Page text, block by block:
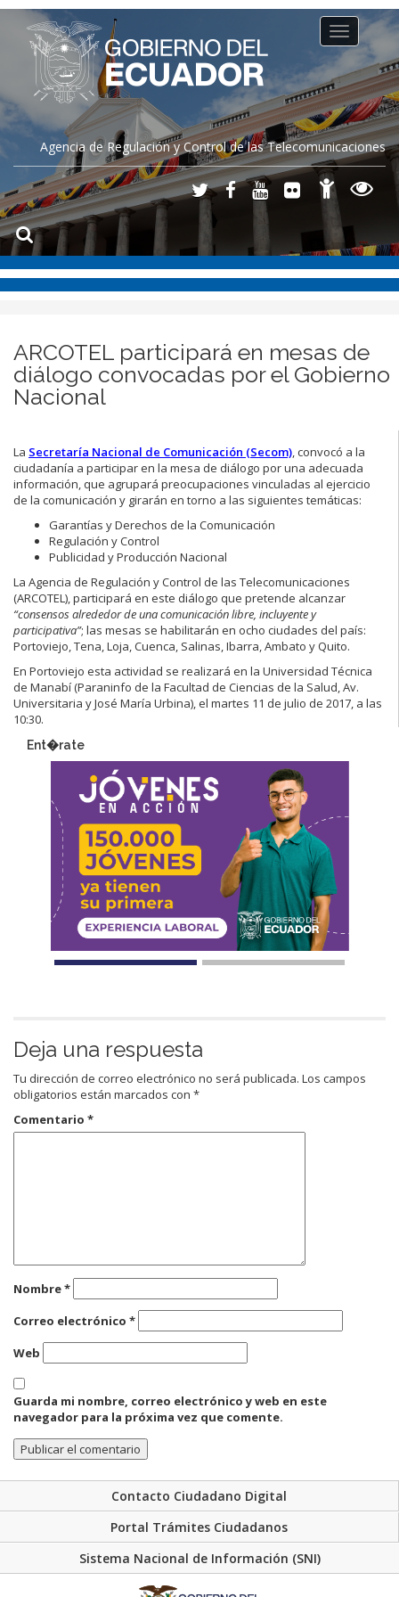
Agencia de Regulación y Control de las Telecomunicaciones
Toggle
navigation
ARCOTEL participará en mesas de
diálogo convocadas por el Gobierno
Nacional
La Secretaría Nacional de Comunicación (Secom), convocó a la
ciudadanía a participar en la mesa de diálogo por una adecuada
información, que agrupará preocupaciones vinculadas al ejercicio
de la comunicación y girarán en torno a las siguientes temáticas:
Garantías y Derechos de la Comunicación
Regulación y Control
Publicidad y Producción Nacional
La Agencia de Regulación y Control de las Telecomunicaciones
(ARCOTEL), participará en este diálogo que pretende alcanzar
“consensos alrededor de una comunicación libre, incluyente y
participativa”; las mesas se habilitarán en ocho ciudades del país:
Portoviejo, Tena, Loja, Cuenca, Salinas, Ibarra, Ambato y Quito.
En Portoviejo esta actividad se realizará en la Universidad Técnica
de Manabí (Paraninfo de la Facultad de Ciencias de la Salud, Av.
Universitaria y José María Urbina), el martes 11 de julio de 2017, a las
10:30.
Ent�rate
Deja una respuesta
Tu dirección de correo electrónico no será publicada. Los campos
obligatorios están marcados con *
Comentario *
Nombre*
Correo electrónico *
Web
Guarda mi nombre, correo electrónico y web en este
navegador para la próxima vez que comente.
Contacto Ciudadano Digital
Portal Trámites Ciudadanos
Sistema Nacional de Información (SNI)